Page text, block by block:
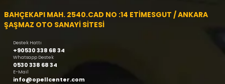
BAHÇEKAPI MAH. 2540.CAD NO :14 ETİMESGUT / ANKARA
ŞAŞMAZ OTO SANAYİ SİTESİ
Destek Hattı
+90530 338 68 34
Whatsapp Destek
0530 338 68 34
E-Mail
info@opellcenter.com